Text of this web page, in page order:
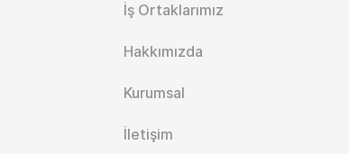
İş Ortaklarımız
Hakkımızda
Kurumsal
İletişim